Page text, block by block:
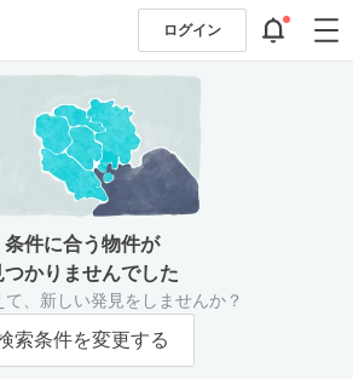
ログイン
条件に合う物件が
つかりませんでした
て、新しい発見をしませんか？
索条件を変更する